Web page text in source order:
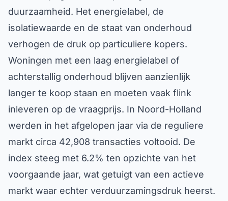
duurzaamheid. Het energielabel, de
isolatiewaarde en de staat van onderhoud
verhogen de druk op particuliere kopers.
Woningen met een laag energielabel of
achterstallig onderhoud blijven aanzienlijk
langer te koop staan en moeten vaak flink
inleveren op de vraagprijs. In Noord-Holland
werden in het afgelopen jaar via de reguliere
markt circa 42,908 transacties voltooid. De
index steeg met 6.2% ten opzichte van het
voorgaande jaar, wat getuigt van een actieve
markt waar echter verduurzamingsdruk heerst.